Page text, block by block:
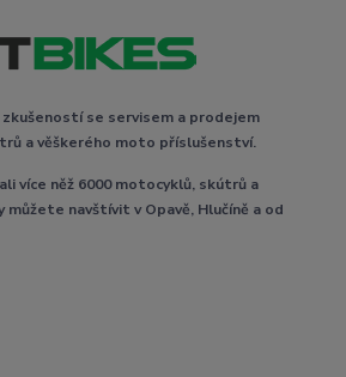
se servisem a prodejem
a věškerého moto příslušenství.
více něž 6000 motocyklů, skútrů a
navštívit v Opavě, Hlučíně a od